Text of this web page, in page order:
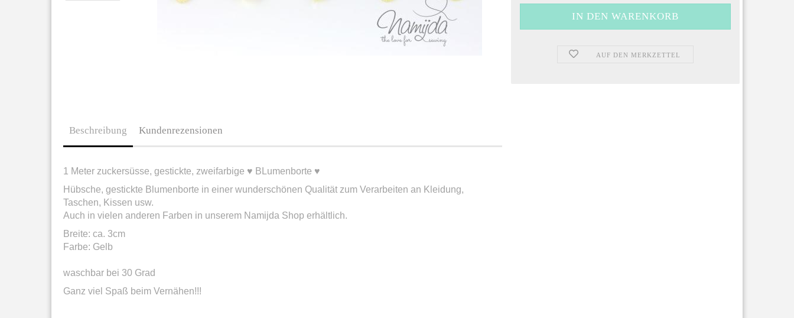
AUF DEN MERKZETTEL
Beschreibung Kundenrezensionen
1 Meter zuckersüsse, gestickte, zweifarbige ♥ BLumenborte ♥
Hübsche, gestickte Blumenborte in einer wunderschönen Qualität zum Verarbeiten an Kleidung,
Taschen, Kissen usw.
Auch in vielen anderen Farben in unserem Namijda Shop erhältlich.
Breite: ca. 3cm
Farbe: Gelb
waschbar bei 30 Grad
Ganz viel Spaß beim Vernähen!!!